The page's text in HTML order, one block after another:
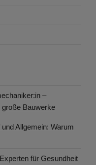
–
große Bauwerke
Allgemein: Warum
für Gesundheit